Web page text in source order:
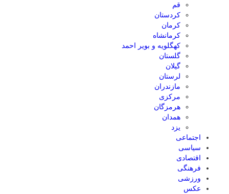
قم
کردستان
کرمان
کرمانشاه
کهگلویه و بویر احمد
گلستان
گیلان
لرستان
مازندران
مرکزی
هرمزگان
همدان
یزد
اجتماعی
سیاسی
اقتصادی
فرهنگی
ورزشی
عکس